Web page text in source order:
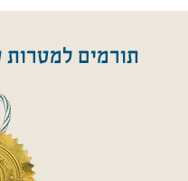
תורמים למטרות